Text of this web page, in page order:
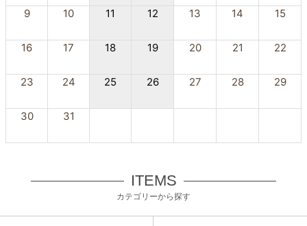
9 10 11 12 13 14 15
16 17 18 19 20 21 22
23 24 25 26 27 28 29
30 31
ITEMS
カテゴリーから探す